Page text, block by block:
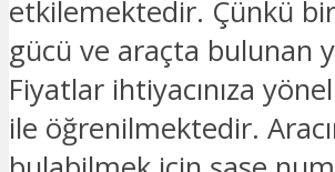
etkilemektedir. Çünkü
gücü ve araçta bulunan
Fiyatlar ihtiyacınıza
ile öğrenilmektedir.